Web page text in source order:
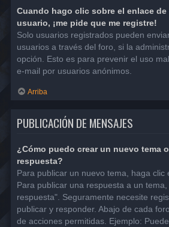
Cuando hago clic sobre el enlace de
usuario, ¡me pide que me registre!
Solo usuarios registrados pueden
usuarios a través del foro, si la
opción. Esto es para prevenir el uso
e-mail por usuarios anónimos.
Arriba
PUBLICACIÓN DE MENSAJES
¿Cómo puedo crear un nuevo tema
respuesta?
Para publicar un nuevo tema, haga clic
Para publicar una respuesta a un
respuesta". Seguramente necesite
publicar y responder. Abajo de cada
de acciones permitidas. Ejemplo: